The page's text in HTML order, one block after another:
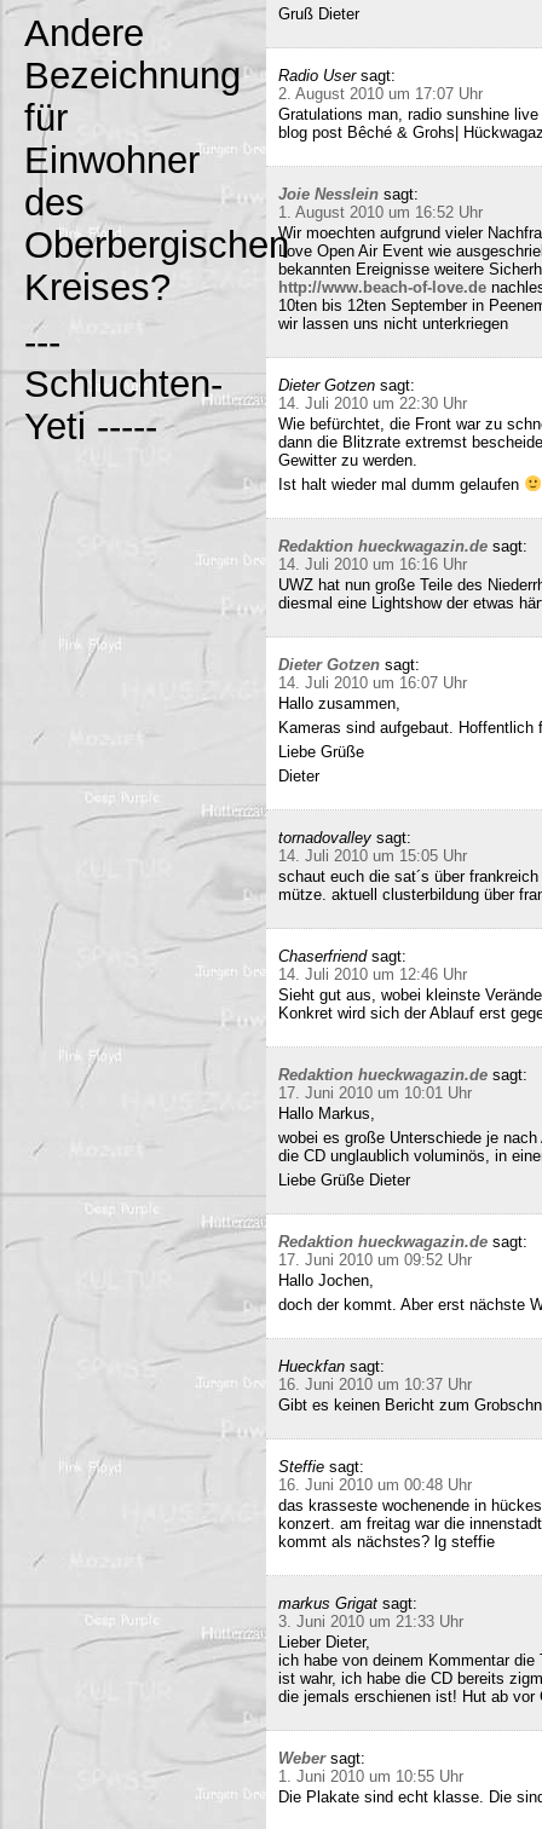
Andere
Bezeichnung
für
Einwohner
des
Oberbergischen
Kreises?
---
Schluchten-
Yeti -----
Gruß Dieter
Radio User sagt:
2. August 2010 um 17:07 Uhr
Gratulations man, radio sunshine
blog post Bêché & Grohs|
Joie Nesslein sagt:
1. August 2010 um 16:52 Uhr
Wir moechten aufgrund vieler
Love Open Air Event wie
bekannten Ereignisse weitere
http://www.beach-of-love.de
10ten bis 12ten September in
wir lassen uns nicht unterkriegen
Dieter Gotzen sagt:
14. Juli 2010 um 22:30 Uhr
Wie befürchtet, die Front war zu
dann die Blitzrate extremst
Gewitter zu werden.
Ist halt wieder mal dumm gelaufen
Redaktion hueckwagazin.de sagt:
14. Juli 2010 um 16:16 Uhr
UWZ hat nun große Teile des
diesmal eine Lightshow der etwas
Dieter Gotzen sagt:
14. Juli 2010 um 16:07 Uhr
Hallo zusammen,
Kameras sind aufgebaut.
Liebe Grüße
Dieter
tornadovalley sagt:
14. Juli 2010 um 15:05 Uhr
schaut euch die sat´s über
mütze. aktuell clusterbildung über
Chaserfriend sagt:
14. Juli 2010 um 12:46 Uhr
Sieht gut aus, wobei kleinste
Konkret wird sich der Ablauf erst
Redaktion hueckwagazin.de sagt:
17. Juni 2010 um 10:01 Uhr
Hallo Markus,
wobei es große Unterschiede je
die CD unglaublich voluminös, in
Liebe Grüße Dieter
Redaktion hueckwagazin.de sagt:
17. Juni 2010 um 09:52 Uhr
Hallo Jochen,
doch der kommt. Aber erst nächste
Hueckfan sagt:
16. Juni 2010 um 10:37 Uhr
Gibt es keinen Bericht zum
Steffie sagt:
16. Juni 2010 um 00:48 Uhr
das krasseste wochenende in
konzert. am freitag war die
kommt als nächstes? lg steffie
markus Grigat sagt:
3. Juni 2010 um 21:33 Uhr
Lieber Dieter,
ich habe von deinem Kommentar
ist wahr, ich habe die CD bereits
die jemals erschienen ist! Hut ab vor
Weber sagt:
1. Juni 2010 um 10:55 Uhr
Die Plakate sind echt klasse. Die